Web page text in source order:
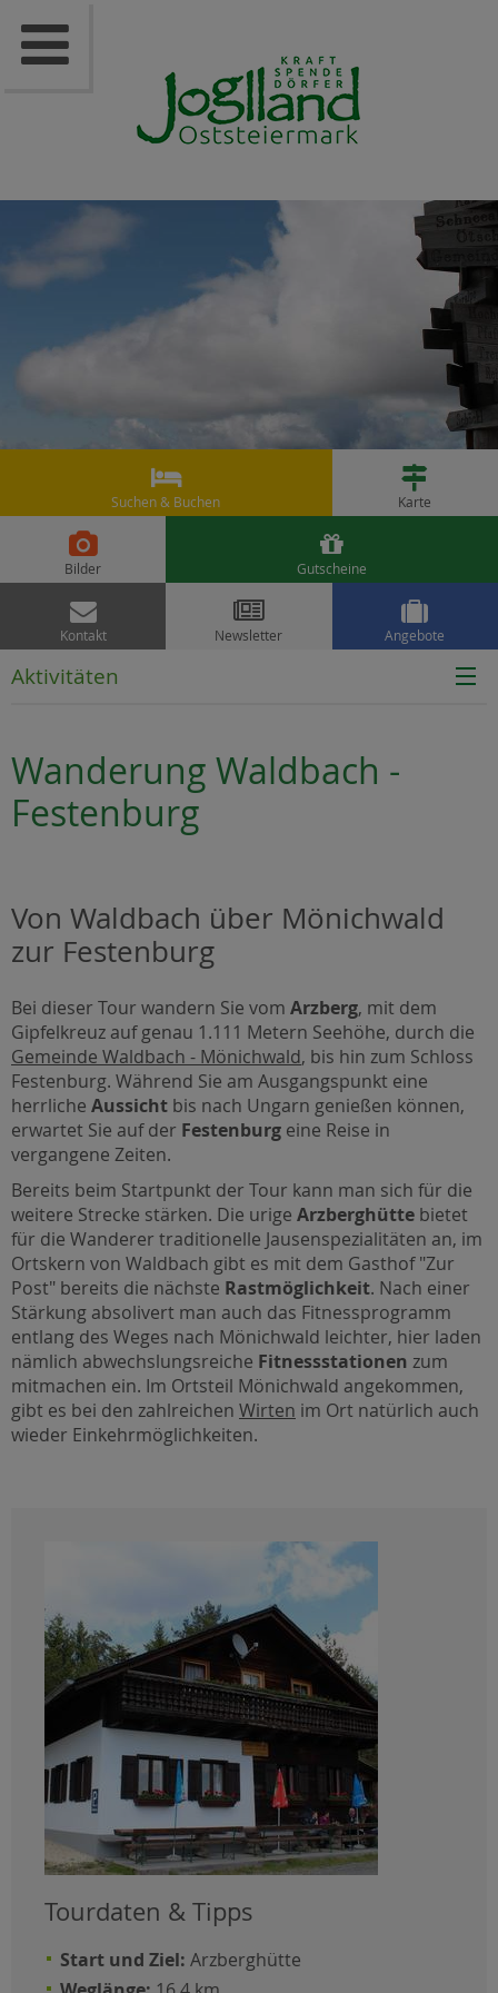

Suchen & Buchen

Karte

Bilder

Gutscheine

Kontakt

Newsletter

Angebote
Aktivitäten
Wanderung Waldbach -
Festenburg
Von Waldbach über Mönichwald
zur Festenburg
Bei dieser Tour wandern Sie vom Arzberg, mit dem
Gipfelkreuz auf genau 1.111 Metern Seehöhe, durch die
Gemeinde Waldbach - Mönichwald, bis hin zum Schloss
Festenburg. Während Sie am Ausgangspunkt eine
herrliche Aussicht bis nach Ungarn genießen können,
erwartet Sie auf der Festenburg eine Reise in
vergangene Zeiten.
Bereits beim Startpunkt der Tour kann man sich für die
weitere Strecke stärken. Die urige Arzberghütte bietet
für die Wanderer traditionelle Jausenspezialitäten an, im
Ortskern von Waldbach gibt es mit dem Gasthof "Zur
Post" bereits die nächste Rastmöglichkeit. Nach einer
Stärkung absolivert man auch das Fitnessprogramm
entlang des Weges nach Mönichwald leichter, hier laden
nämlich abwechslungsreiche Fitnessstationen zum
mitmachen ein. Im Ortsteil Mönichwald angekommen,
gibt es bei den zahlreichen Wirten im Ort natürlich auch
wieder Einkehrmöglichkeiten.
Tourdaten & Tipps
Start und Ziel: Arzberghütte
